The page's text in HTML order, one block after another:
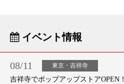
イベント情報
08/11 東京・吉祥寺
吉祥寺でポップアップストアOPEN！